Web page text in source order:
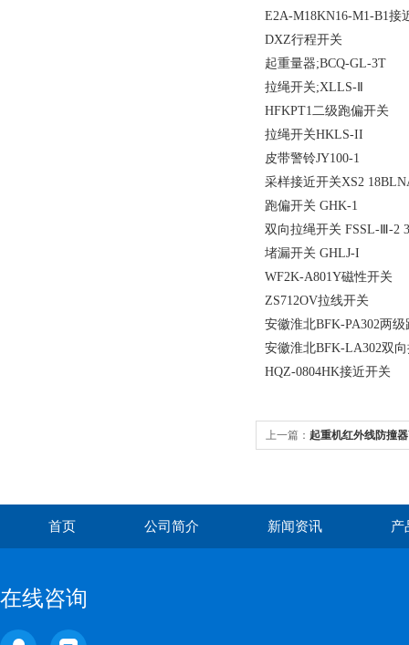
E2A-M18KN16-M1-B1接
DXZ行程开关
起重量器;BCQ-GL-3T
拉绳开关;XLLS-Ⅱ
HFKPT1二级跑偏开关
拉绳开关HKLS-II
皮带警铃JY100-1
采样接近开关XS2
跑偏开关 GHK-1
双向拉绳开关 FSSL-Ⅲ-2
堵漏开关 GHLJ-I
WF2K-A801Y磁性开关
ZS712OV拉线开关
安徽淮北BFK-PA302两
安徽淮北BFK-LA302双
HQZ-0804HK接近开关
上一篇： 起重机红外线防撞
首页 公司简介 新闻资讯 产
在线咨询